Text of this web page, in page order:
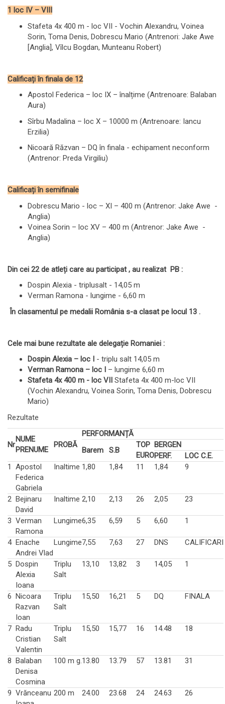
1 loc IV – VIII
Stafeta 4x 400 m - loc VII - Vochin Alexandru, Voinea
Sorin, Toma Denis, Dobrescu Mario (Antrenori: Jake Awe
[Anglia], Vîlcu Bogdan, Munteanu Robert)
Calificați în finala de 12
Apostol Federica – loc IX – înalțime (Antrenoare: Balaban
Aura)
Sîrbu Madalina – loc X – 10000 m (Antrenoare: Iancu
Erzilia)
Nicoară Răzvan – DQ în finala - echipament neconform
(Antrenor: Preda Virgiliu)
Calificați în semifinale
Dobrescu Mario - loc – XI – 400 m (Antrenor: Jake Awe -
Anglia)
Voinea Sorin – loc XV – 400 m (Antrenor: Jake Awe -
Anglia)
Din cei 22 de atleți care au participat , au realizat PB :
Dospin Alexia - triplusalt - 14,05 m
Verman Ramona - lungime - 6,60 m
În clasamentul pe medalii România s-a clasat pe locul 13 .
Cele mai bune rezultate ale delegație Romaniei :
Dospin Alexia – loc I - triplu salt 14,05 m
Verman Ramona – loc I – lungime 6,60 m
Stafeta 4x 400 m - loc VII Stafeta 4x 400 m-loc VII
(Vochin Alexandru, Voinea Sorin, Toma Denis, Dobrescu
Mario)
Rezultate
Nr
NUME
PRENUME
PROBĂ
PERFORMANȚĂ
Barem
S.B
TOP
EURO
BERGEN
PERF.
LOC C.E.
1
Apostol
Federica
Gabriela
Inaltime 1,80 1,84 11 1,84 9
2 Bejinaru
David
Inaltime 2,10 2,13 26 2,05 23
3 Verman
Ramona
Lungime6,35 6,59 5 6,60 1
4 Enache
Andrei Vlad
Lungime7,55 7,63 27 DNS CALIFICARI
5 Dospin
Alexia
Ioana
Triplu
Salt
13,10 13,82 3 14,05 1
6 Nicoara
Razvan
Ioan
Triplu
Salt
15,50 16,21 5 DQ FINALA
7 Radu
Cristian
Valentin
Triplu
Salt
15,50 15,77 16 14.48 18
8 Balaban
Denisa
Cosmina
100 m g.13.80 13.79 57 13.81 31
9 Vrănceanu 200 m 24.00 23.68 24 24.63 26